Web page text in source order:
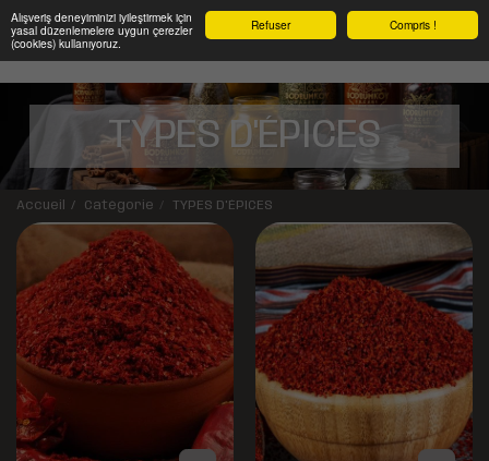
Compris !
Refuser
Alışveriş deneyiminizi iyileştirmek için
yasal düzenlemelere uygun çerezler
(cookies) kullanıyoruz.
TYPES D'ÉPICES
Accueil Catégorie TYPES D'ÉPICES